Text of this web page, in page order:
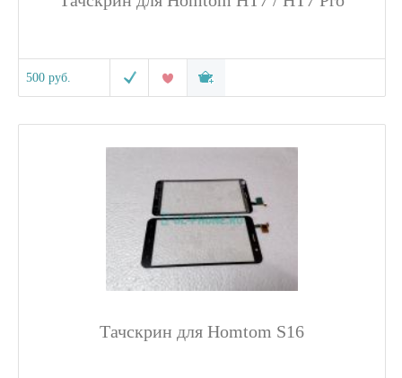
500 руб.
Тачскрин для Homtom S16